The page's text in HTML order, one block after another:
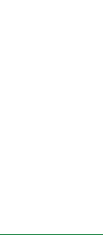
выбор
Little Big
или